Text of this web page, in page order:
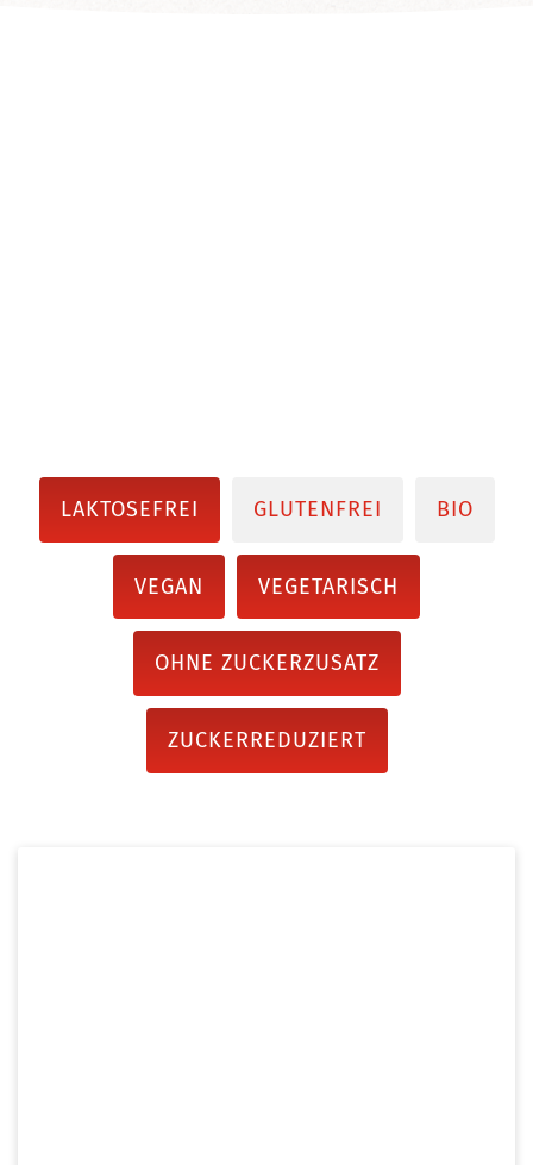
LAKTOSEFREI GLUTENFREI BIO
VEGAN VEGETARISCH
OHNE ZUCKERZUSATZ
ZUCKERREDUZIERT